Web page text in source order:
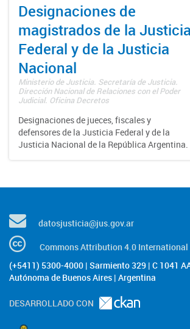
Designaciones de
magistrados de la Justicia
Federal y de la Justicia
Nacional
Ministerio de Justicia. Secretaría de Justicia.
Dirección Nacional de Relaciones con el Poder
Judicial. Oficina Decretos
Designaciones de jueces, fiscales y
defensores de la Justicia Federal y de la
Justicia Nacional de la República Argentina.
datosjusticia@jus.gov.ar
Commons Attribution 4.0 International
(+5411) 5300-4000 | Sarmiento 329 | C 1041
Autónoma de Buenos Aires | Argentina
DESARROLLADO CON